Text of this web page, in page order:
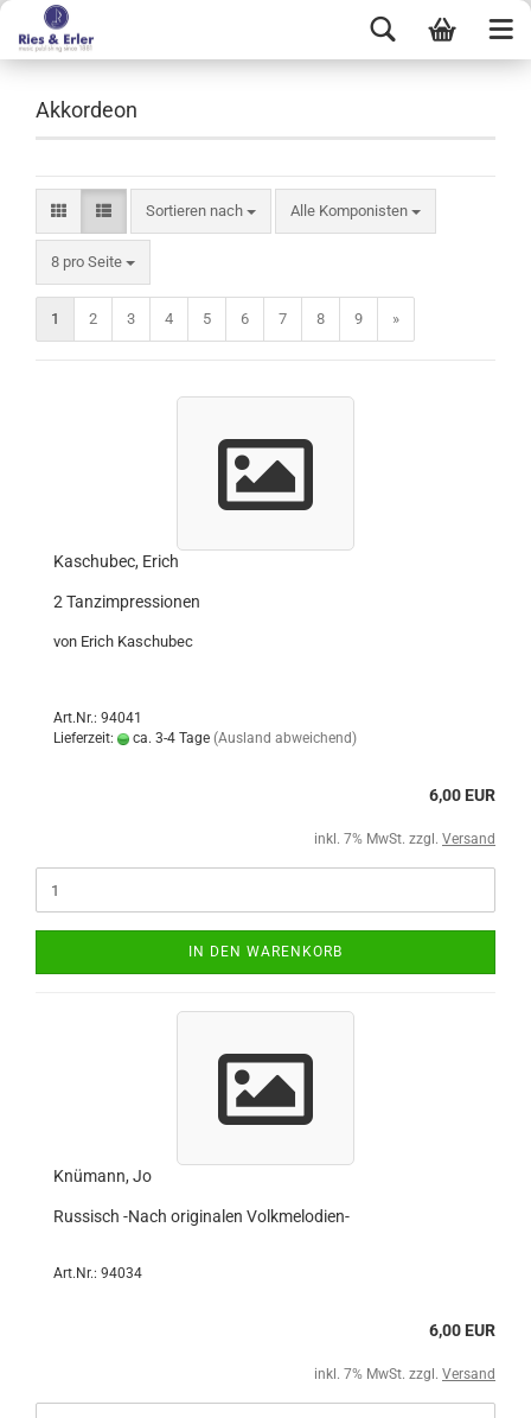
Akkordeon
Sortieren nach Alle Komponisten
8 pro Seite
1 2 3 4 5 6 7 8 9 »
Kaschubec, Erich
2 Tanzimpressionen
von Erich Kaschubec
Art.Nr.: 94041
Lieferzeit:
ca. 3-4 Tage (Ausland abweichend)
6,00 EUR
inkl. 7% MwSt. zzgl. Versand
IN DEN WARENKORB
Knümann, Jo
Russisch -Nach originalen Volkmelodien-
Art.Nr.: 94034
6,00 EUR
inkl. 7% MwSt. zzgl. Versand